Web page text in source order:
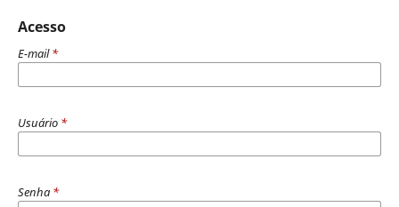
Acesso
E-mail*
Usuário *
Senha *